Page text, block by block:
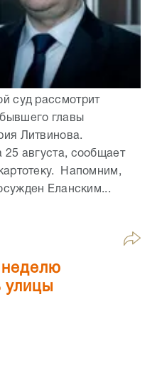
суд рассмотрит
главы
Литвинова.
25 августа, сообщает
Напомним,
Еланским...
неделю
улицы